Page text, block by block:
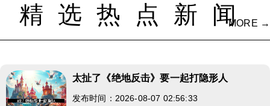
精选热点新闻
MORE →
太扯了《绝地反击》要一起打隐形人
发布时间：2026-08-07 02:56:33